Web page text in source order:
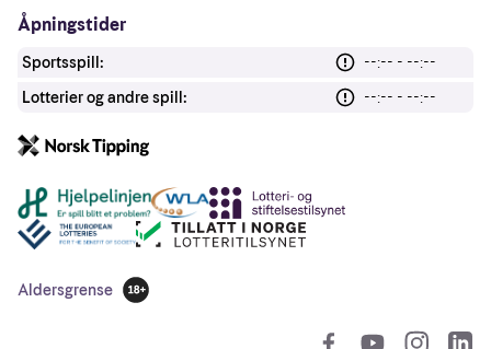
Åpningstider
Sportsspill:
--:-- - --:--
Lotterier og andre spill:
--:-- - --:--
Andre lenker
Aldersgrense
18 år